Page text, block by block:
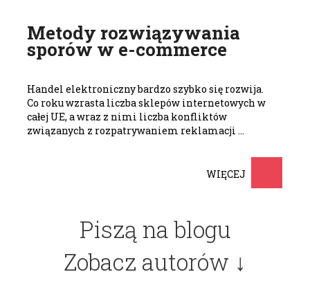
Metody rozwiązywania
sporów w e-commerce
Handel elektroniczny bardzo szybko się rozwija.
Co roku wzrasta liczba sklepów internetowych w
całej UE, a wraz z nimi liczba konfliktów
związanych z rozpatrywaniem reklamacji …
WIĘCEJ
Piszą na blogu
Zobacz autorów ↓